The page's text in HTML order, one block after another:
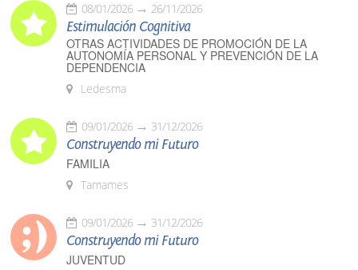
08/01/2026 26/11/2026
Estimulación Cognitiva
OTRAS ACTIVIDADES DE PROMOCIÓN DE LA
AUTONOMÍA PERSONAL Y PREVENCIÓN DE LA
DEPENDENCIA
Ledesma
09/01/2026 31/12/2026
Construyendo mi Futuro
FAMILIA
Tamames
09/01/2026 31/12/2026
Construyendo mi Futuro
JUVENTUD